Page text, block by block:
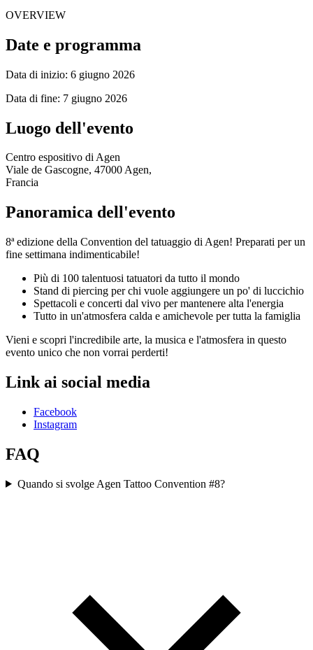
OVERVIEW
Date e programma
Data di inizio: 6 giugno 2026
Data di fine: 7 giugno 2026
Luogo dell'evento
Centro espositivo di Agen
Viale de Gascogne, 47000 Agen,
Francia
Panoramica dell'evento
8ª edizione della Convention del tatuaggio di Agen! Preparati per un
fine settimana indimenticabile!
Più di 100 talentuosi tatuatori da tutto il mondo
Stand di piercing per chi vuole aggiungere un po' di luccichio
Spettacoli e concerti dal vivo per mantenere alta l'energia
Tutto in un'atmosfera calda e amichevole per tutta la famiglia
Vieni e scopri l'incredibile arte, la musica e l'atmosfera in questo
evento unico che non vorrai perderti!
Link ai social media
Facebook
Instagram
FAQ
Quando si svolge Agen Tattoo Convention #8?